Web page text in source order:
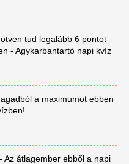
tud legalább 6 pontot
- Agykarbantartó napi kvíz
a maximumot ebben
Az átlagember ebből a napi